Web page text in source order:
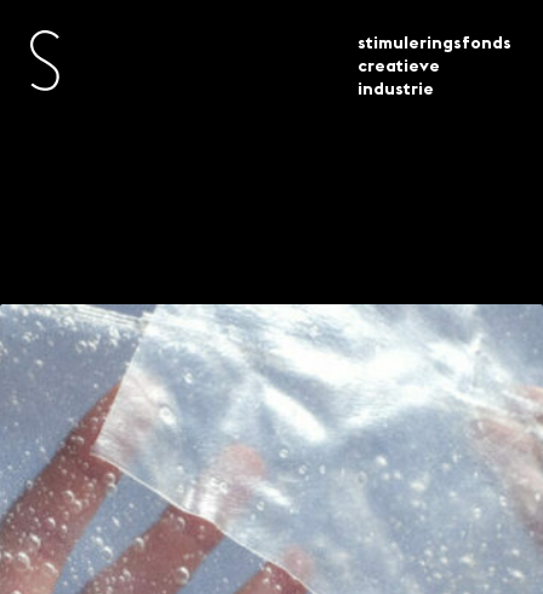
stimuleringsfonds
creatieve
industrie
actueel toegekende
subsidies
vormgeving 42 projecten
geselecteerd 2
Vormgeving – 42
projecten
geselecteerd